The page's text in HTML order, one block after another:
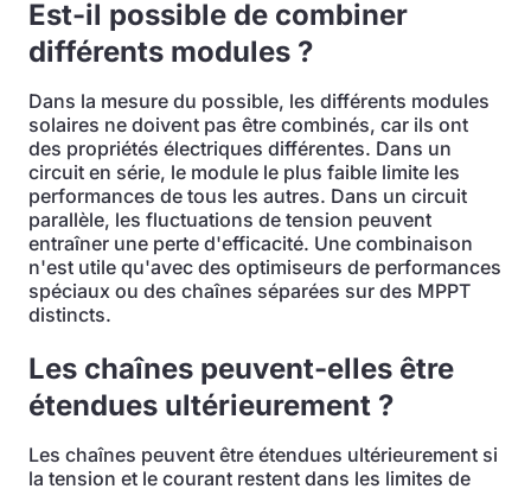
Est-il possible de combiner
différents modules ?
Dans la mesure du possible, les différents modules
solaires ne doivent pas être combinés, car ils ont
des propriétés électriques différentes. Dans un
circuit en série, le module le plus faible limite les
performances de tous les autres. Dans un circuit
parallèle, les fluctuations de tension peuvent
entraîner une perte d'efficacité. Une combinaison
n'est utile qu'avec des optimiseurs de performances
spéciaux ou des chaînes séparées sur des MPPT
distincts.
Les chaînes peuvent-elles être
étendues ultérieurement ?
Les chaînes peuvent être étendues ultérieurement si
la tension et le courant restent dans les limites de